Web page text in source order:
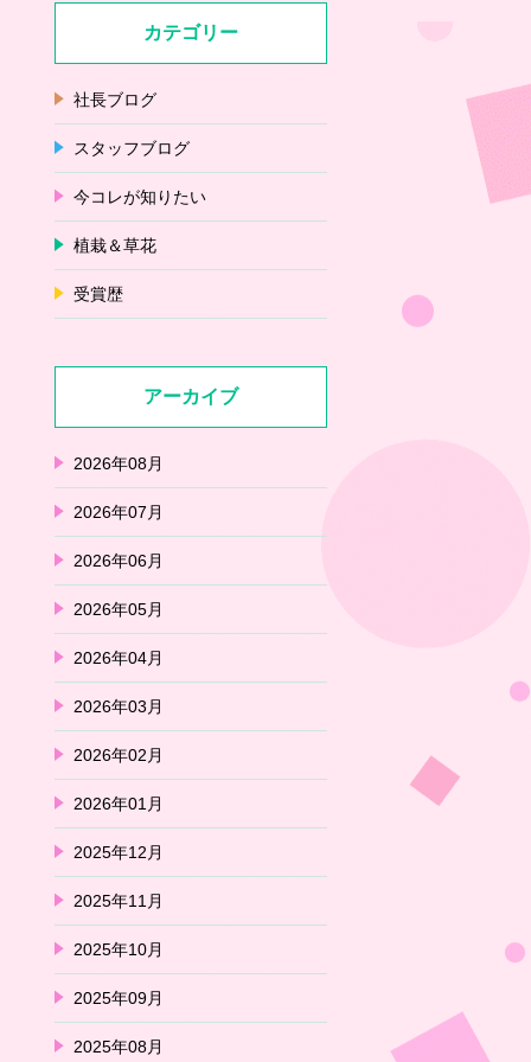
カテゴリー
社長ブログ
スタッフブログ
今コレが知りたい
植栽＆草花
受賞歴
アーカイブ
2026年08月
2026年07月
2026年06月
2026年05月
2026年04月
2026年03月
2026年02月
2026年01月
2025年12月
2025年11月
2025年10月
2025年09月
2025年08月